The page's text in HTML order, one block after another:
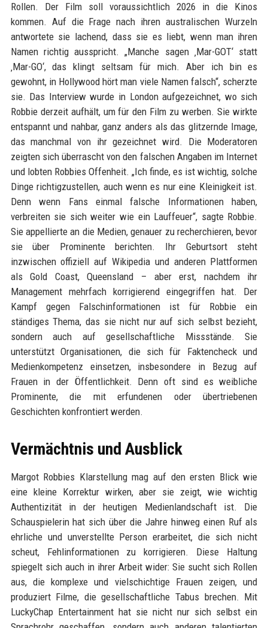
Rollen. Der Film soll voraussichtlich 2026 in die Kinos
kommen. Auf die Frage nach ihren australischen Wurzeln
antwortete sie lachend, dass sie es liebt, wenn man ihren
Namen richtig ausspricht. „Manche sagen ‚Mar-GOT‘ statt
‚Mar-GO‘, das klingt seltsam für mich. Aber ich bin es
gewohnt, in Hollywood hört man viele Namen falsch“, scherzte
sie. Das Interview wurde in London aufgezeichnet, wo sich
Robbie derzeit aufhält, um für den Film zu werben. Sie wirkte
entspannt und nahbar, ganz anders als das glitzernde Image,
das manchmal von ihr gezeichnet wird. Die Moderatoren
zeigten sich überrascht von den falschen Angaben im Internet
und lobten Robbies Offenheit. „Ich finde, es ist wichtig, solche
Dinge richtigzustellen, auch wenn es nur eine Kleinigkeit ist.
Denn wenn Fans einmal falsche Informationen haben,
verbreiten sie sich weiter wie ein Lauffeuer“, sagte Robbie.
Sie appellierte an die Medien, genauer zu recherchieren, bevor
sie über Prominente berichten. Ihr Geburtsort steht
inzwischen offiziell auf Wikipedia und anderen Plattformen
als Gold Coast, Queensland – aber erst, nachdem ihr
Management mehrfach korrigierend eingegriffen hat. Der
Kampf gegen Falschinformationen ist für Robbie ein
ständiges Thema, das sie nicht nur auf sich selbst bezieht,
sondern auch auf gesellschaftliche Missstände. Sie
unterstützt Organisationen, die sich für Faktencheck und
Medienkompetenz einsetzen, insbesondere in Bezug auf
Frauen in der Öffentlichkeit. Denn oft sind es weibliche
Prominente, die mit erfundenen oder übertriebenen
Geschichten konfrontiert werden.
Vermächtnis und Ausblick
Margot Robbies Klarstellung mag auf den ersten Blick wie
eine kleine Korrektur wirken, aber sie zeigt, wie wichtig
Authentizität in der heutigen Medienlandschaft ist. Die
Schauspielerin hat sich über die Jahre hinweg einen Ruf als
ehrliche und unverstellte Person erarbeitet, die sich nicht
scheut, Fehlinformationen zu korrigieren. Diese Haltung
spiegelt sich auch in ihrer Arbeit wider: Sie sucht sich Rollen
aus, die komplexe und vielschichtige Frauen zeigen, und
produziert Filme, die gesellschaftliche Tabus brechen. Mit
LuckyChap Entertainment hat sie nicht nur sich selbst ein